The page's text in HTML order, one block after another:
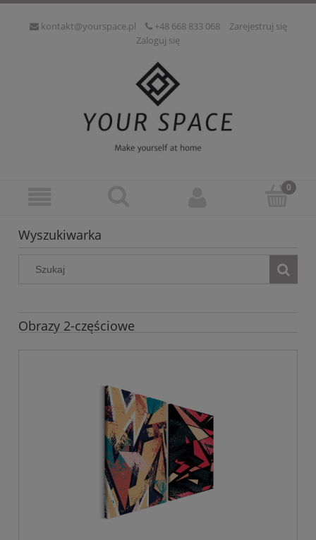
kontakt@yourspace.pl +48 668 833 068
Zarejestruj się
Zaloguj się
Wyszukiwarka
Obrazy 2-częściowe